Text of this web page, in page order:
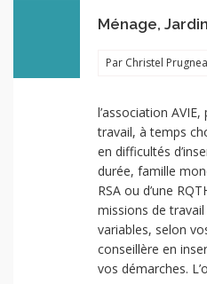
Ménage,
Par Christel
l’association
travail, à temps
en difficultés
durée, famille
RSA ou d’une
missions de
variables, selon
conseillère en
vos démarches.